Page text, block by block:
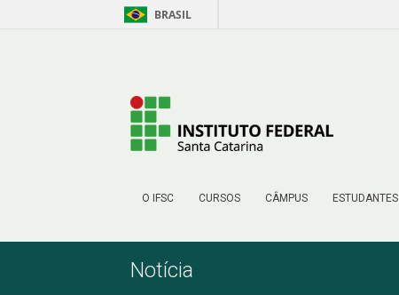
Pular para o Conteúdo BRASIL
O IFSC CURSOS CÂMPUS ESTUDANTES
Notícia